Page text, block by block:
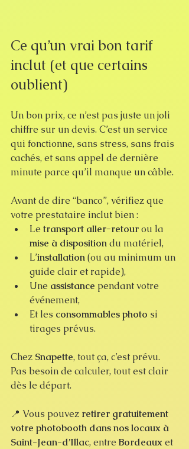
Ce qu’un vrai bon tarif
inclut (et que certains
oublient)
Un bon prix, ce n’est pas juste un joli
chiffre sur un devis. C’est un service
qui fonctionne, sans stress, sans frais
cachés, et sans appel de dernière
minute parce qu’il manque un câble.
Avant de dire “banco”, vérifiez que
votre prestataire inclut bien :
Le transport aller-retour ou la
mise à disposition du matériel,
L’installation (ou au minimum un
guide clair et rapide),
Une assistance pendant votre
événement,
Et les consommables photo si
tirages prévus.
Chez Snapette, tout ça, c’est prévu.
Pas besoin de calculer, tout est clair
dès le départ.
📍 Vous pouvez retirer gratuitement
votre photobooth dans nos locaux à
Saint-Jean-d’Illac, entre Bordeaux et